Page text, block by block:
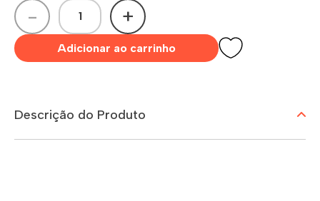
- +
Adicionar ao carrinho
Descrição do Produto